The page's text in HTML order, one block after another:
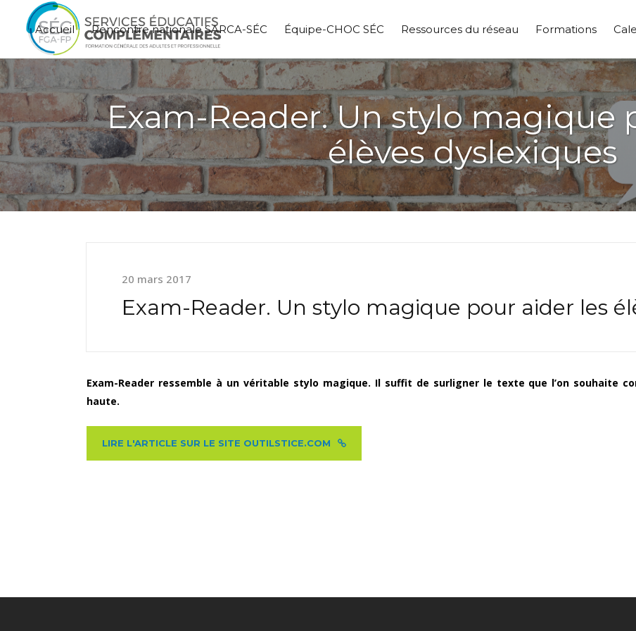
Accueil Rencontre nationale SARCA-SÉC Équipe-CHOC SÉC Ressources du réseau Formations
Exam-Reader. Un stylo magique
élèves dyslexiques
20 mars 2017
Exam-Reader. Un stylo magique pour aider les
Exam-Reader ressemble à un véritable stylo magique. Il suffit de surligner le texte que l’on souhaite
haute.
LIRE L'ARTICLE SUR LE SITE OUTILSTICE.COM